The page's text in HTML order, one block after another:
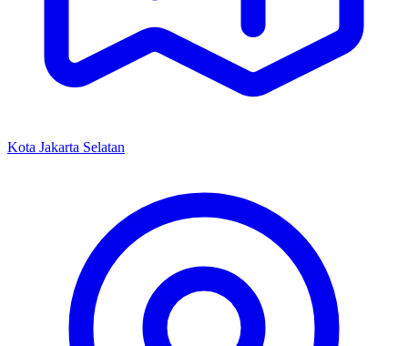
Kota Jakarta Selatan